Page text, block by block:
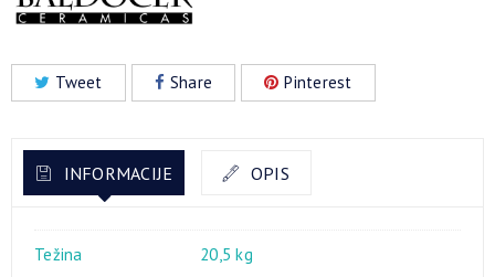
Tweet Share Pinterest
INFORMACIJE OPIS
Težina 20,5 kg